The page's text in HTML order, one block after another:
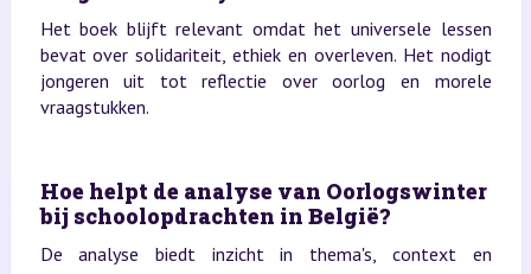
Het boek blijft relevant omdat het universele lessen
bevat over solidariteit, ethiek en overleven. Het nodigt
jongeren uit tot reflectie over oorlog en morele
vraagstukken.
Hoe helpt de analyse van Oorlogswinter
bij schoolopdrachten in België?
De analyse biedt inzicht in thema's, context en